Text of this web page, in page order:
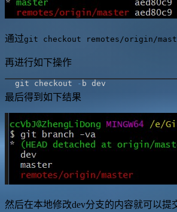
通过git checkout remotes/origin/
再进行如下操作
git checkout -
最后得到如下结果
然后在本地修改dev分支的内容就可以提